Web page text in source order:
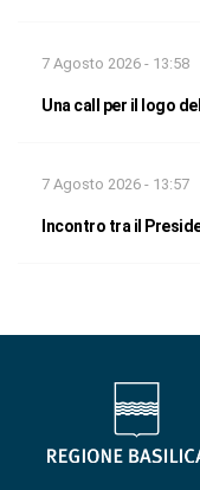
7 Agosto 2026 - 13:58
Una call per il logo
7 Agosto 2026 - 13:57
Incontro tra il